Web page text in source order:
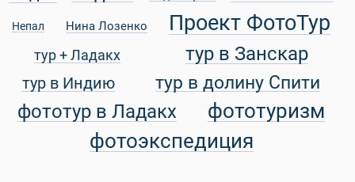
Туры
Непал Нина Лозенко Проект ФотоТур
тур + Ладакх тур в Занскар
тур в Индию тур в долину Спити
фототур в Ладакх
фототуризм
фотоэкспедиция